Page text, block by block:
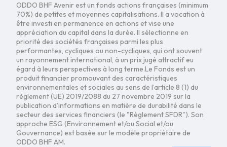
ODDO BHF Avenir est un fonds actions françaises (minimum
70%) de petites et moyennes capitalisations. Il a vocation à
être investi en permanence en actions et vise une
appréciation du capital dans la durée. Il sélectionne en
priorité des sociétés françaises parmi les plus
performantes, cycliques ou non-cycliques, qui ont souvent
un rayonnement international, à un prix jugé attractif eu
égard à leurs perspectives à long terme.Le Fonds est un
produit financier promouvant des caractéristiques
environnementales et sociales au sens de l’article 8 (1) du
règlement (UE) 2019/2088 du 27 novembre 2019 sur la
publication d’informations en matière de durabilité dans le
secteur des services financiers (le "Règlement SFDR"). Son
approche ESG (Environnement et/ou Social et/ou
Gouvernance) est basée sur le modèle propriétaire de
ODDO BHF AM.